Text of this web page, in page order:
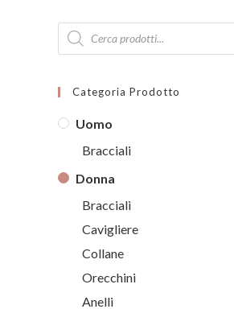
Products
search
Categoria Prodotto
Uomo
Bracciali
Donna
Bracciali
Cavigliere
Collane
Orecchini
Anelli